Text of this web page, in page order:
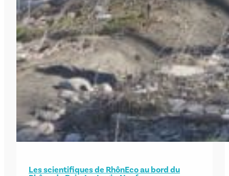
Les scientifiques de RhônEco au bord du